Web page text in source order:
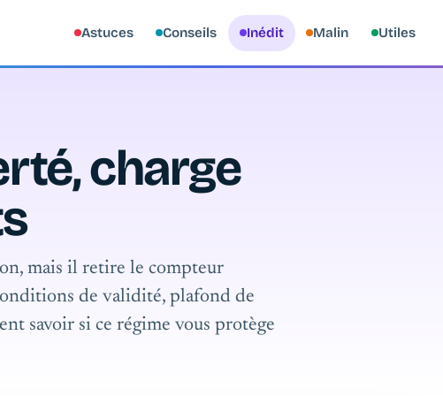
Astuces Conseils Inédit Malin Utiles
charge
mais il retire le compteur
de validité, plafond de
savoir si ce régime vous protège